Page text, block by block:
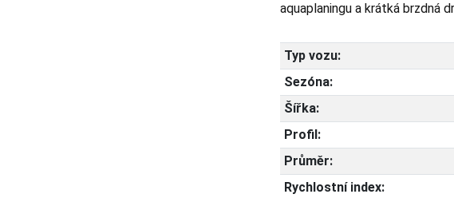
aquaplaningu a krátká brzdná
Typ vozu:
Sezóna:
Šířka:
Profil:
Průměr:
Rychlostní index: